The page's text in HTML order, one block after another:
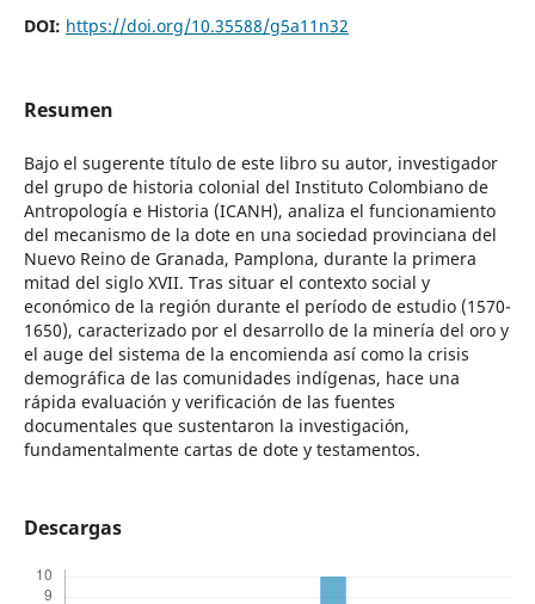
DOI: https://doi.org/10.35588/g5a11n32
Resumen
Bajo el sugerente título de este libro su autor, investigador
del grupo de historia colonial del Instituto Colombiano de
Antropología e Historia (ICANH), analiza el funcionamiento
del mecanismo de la dote en una sociedad provinciana del
Nuevo Reino de Granada, Pamplona, durante la primera
mitad del siglo XVII. Tras situar el contexto social y
económico de la región durante el período de estudio (1570-
1650), caracterizado por el desarrollo de la minería del oro y
el auge del sistema de la encomienda así como la crisis
demográfica de las comunidades indígenas, hace una
rápida evaluación y verificación de las fuentes
documentales que sustentaron la investigación,
fundamentalmente cartas de dote y testamentos.
Descargas